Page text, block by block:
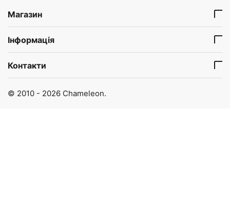
Магазин
Інформація
Контакти
© 2010 - 2026 Chameleon.